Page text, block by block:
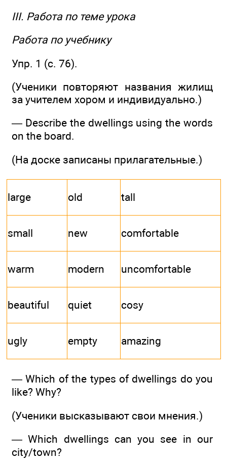
III. Работа по теме урока
Работа по учебнику
Упр. 1 (с. 76).
(Ученики повторяют названия жилищ
за учителем хором и индивидуально.)
— Describe the dwellings using the words
on the board.
(На доске записаны прилагательные.)
large old tall
small new comfortable
warm modern uncomfortable
beautiful quiet cosy
ugly empty amazing
— Which of the types of dwellings do you
like? Why?
(Ученики высказывают свои мнения.)
— Which dwellings can you see in our
city/town?